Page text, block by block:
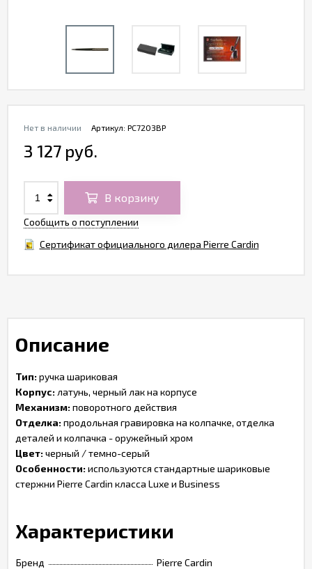
Артикул: PC7203BP
Нет в наличии
3 127 руб.
В корзину
Сообщить о поступлении
Сертификат официального дилера Pierre Cardin
Описание
Тип:ручка шариковая
Корпус: латунь, черный лак на корпусе
Механизм:поворотного действия
Отделка:продольная гравировка на колпачке, отделка
деталей и колпачка - оружейный хром
Цвет:черный / темно-серый
Особенности:используются стандартные шариковые
стержни Pierre Cardin класса Luxe и Business
Характеристики
Бренд
Pierre Cardin